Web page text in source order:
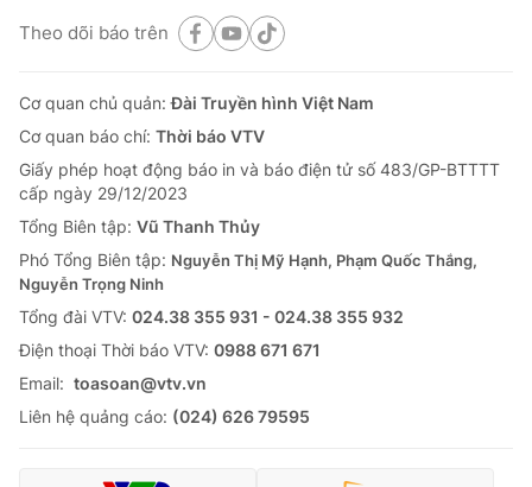
Theo dõi báo trên
Cơ quan chủ quản:Đài Truyền hình Việt Nam
Cơ quan báo chí: Thời báo VTV
Giấy phép hoạt động báo in và báo điện tử số 483/GP-BTTTT
cấp ngày 29/12/2023
Tổng Biên tập: Vũ Thanh Thủy
Phó Tổng Biên tập: Nguyễn Thị Mỹ Hạnh, Phạm Quốc Thắng,
Nguyễn Trọng Ninh
Tổng đài VTV: 024.38 355 931 - 024.38 355 932
Ðiện thoại Thời báo VTV: 0988 671 671
Email: toasoan@vtv.vn
Liên hệ quảng cáo: (024) 626 79595